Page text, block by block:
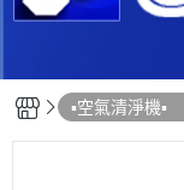
▪︎空氣清淨機▪︎